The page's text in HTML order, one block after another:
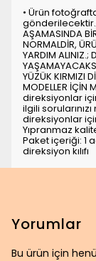
• Ürün
gönderilecektir.;
AŞAMASINDA
NORMALDİR,
YARDIM ALINIZ.;
YÜZÜK KIRMIZI
MODELLER İÇİN
direksiyonlar
ilgili
direksiyonlar
Yıpranmaz
Paket içeriği: 1
direksiyon kılıfı
Yorumlar
Bu ürün için